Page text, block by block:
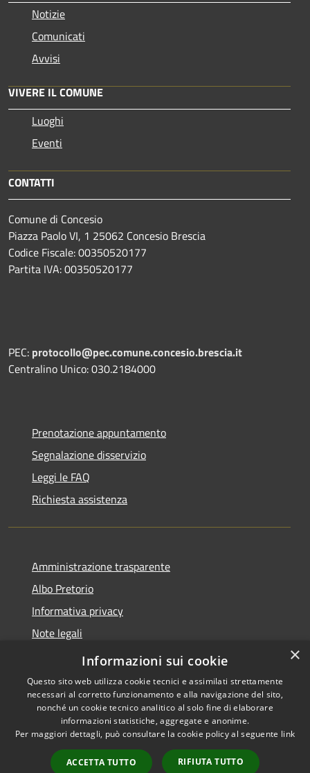
Notizie
Comunicati
Avvisi
VIVERE IL COMUNE
Luoghi
Eventi
CONTATTI
Comune di Concesio
Piazza Paolo VI, 1 25062 Concesio Brescia
Codice Fiscale: 00350520177
Partita IVA: 00350520177
PEC: protocollo@pec.comune.concesio.brescia.it
Centralino Unico: 030.2184000
Prenotazione appuntamento
Segnalazione disservizio
Leggi le FAQ
Richiesta assistenza
Amministrazione trasparente
Albo Pretorio
Informativa privacy
Note legali
Dichiarazione di accessibilità
Accessibilità
Copyright © 2021 •
Comune di Concesio •
Powered byMunicipium
×
Informazioni sui cookie
Questo sito web utilizza cookie tecnici e assimilati strettamente
necessari al corretto funzionamento e alla navigazione del sito,
nonché un cookie tecnico analitico al solo fine di elaborare
informazioni statistiche, aggregate e anonime.
Per maggiori dettagli, può consultare la cookie policy al seguente link
ACCETTA TUTTO RIFIUTA TUTTO